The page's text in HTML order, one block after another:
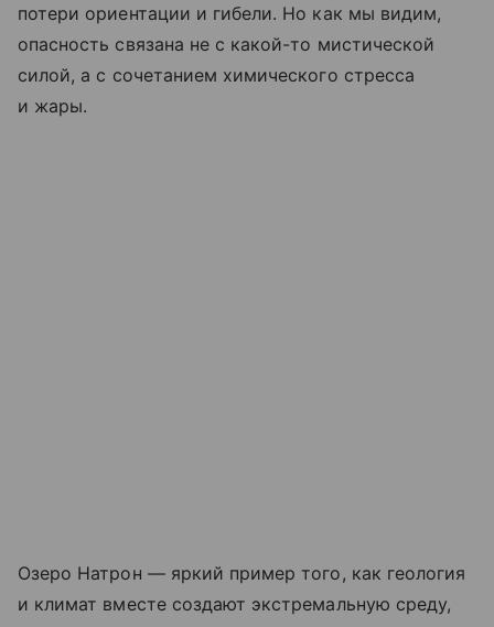
потери ориентации и гибели. Но как мы видим,
опасность связана не с какой-то мистической
силой, а с сочетанием химического стресса
и жары.
Озеро Натрон — яркий пример того, как геология
и климат вместе создают экстремальную среду,